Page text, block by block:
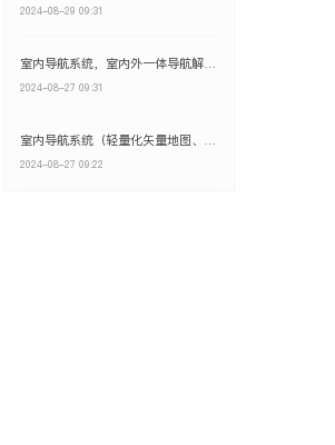
2024-08-29 09:31
室内导航系统，室内外一体导航解决方案
2024-08-27 09:31
室内导航系统（轻量化矢量地图、室内外一体化导航）
2024-08-27 09:22